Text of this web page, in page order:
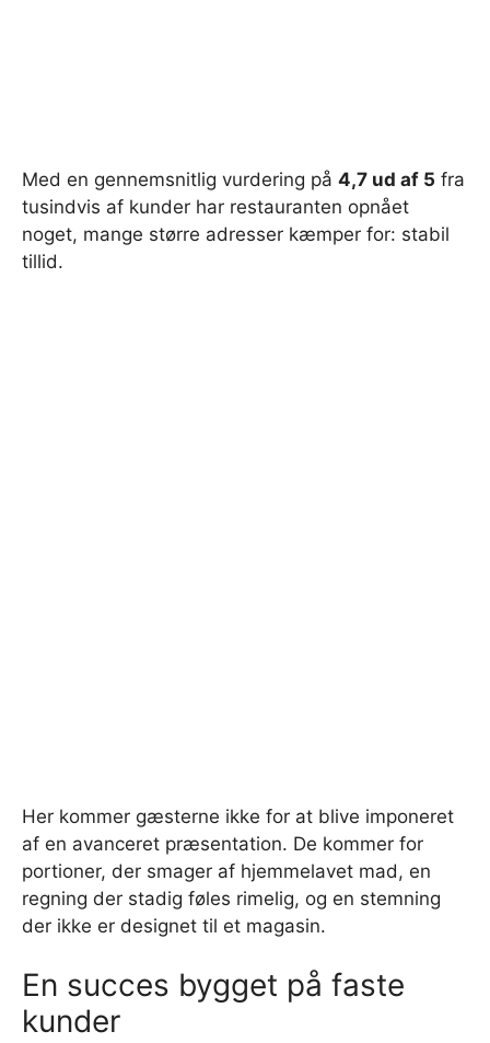
Med en gennemsnitlig vurdering på 4,7 ud af 5 fra
tusindvis af kunder har restauranten opnået
noget, mange større adresser kæmper for: stabil
tillid.
Her kommer gæsterne ikke for at blive imponeret
af en avanceret præsentation. De kommer for
portioner, der smager af hjemmelavet mad, en
regning der stadig føles rimelig, og en stemning
der ikke er designet til et magasin.
En succes bygget på faste
kunder